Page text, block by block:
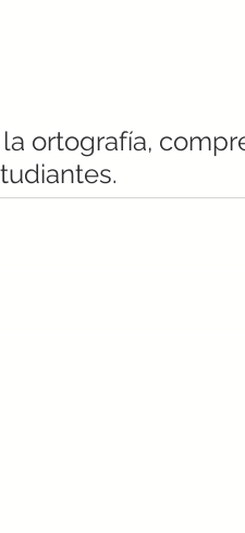
ortografía,